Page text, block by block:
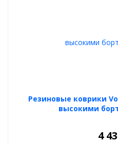
Резиновые коврики
высокими
4